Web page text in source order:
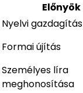
Előnyök
Nyelvi gazdagítás
Formai újítás
Személyes líra
meghonosítása